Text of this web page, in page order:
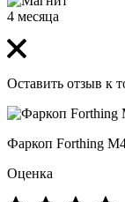
4 месяца
Оставить отзыв к
Фаркоп Forthing
Оценка